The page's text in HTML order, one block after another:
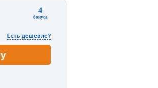
4
бонуса
Есть дешевле?